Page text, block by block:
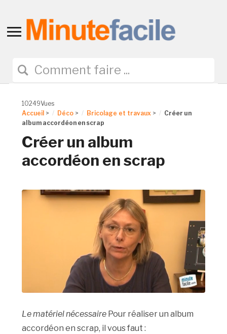
Toggle
navigation
10249Vues
Accueil > Déco > Bricolage et travaux >
Créer un
album accordéon en scrap
Créer un album
accordéon en scrap
Le matériel nécessaire Pour réaliser un album
accordéon en scrap, il vous faut :